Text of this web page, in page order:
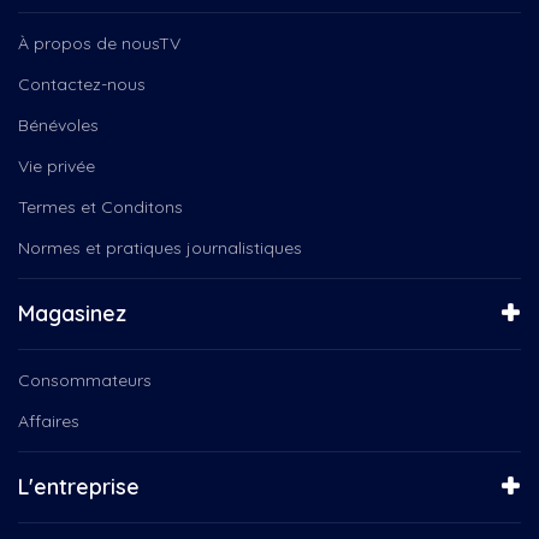
Jeunesse
Julio,trepanier,nous,tv
L'orée des champs
Mario Bélanger, Serge-Yvan...
Microbrasserie le lion bleu
NousTV Mauricie
Popote roulante
Prachute horizon
Programmation des Fêtes, La...
Programmation des Fêtes, Un...
Pyrowave
Québec
Cuisine de la terre
Ça se passe chez nous
DE RETOUR AU TRAVAIL
Des histoires de vie
Diffuseur TRAM présente
Débat Élections Fédérales...
Découvrez ce qu'est NousTV
Défilé de Noël de...
Enfin Noël!
Ensemble vocal Voix Libres
Entrepreneurs d'ici
Escapades d'Ici
Espace Public
Femmes Inspirantes
À propos de nousTV
Contactez-nous
Bénévoles
Vie privée
Termes et Conditons
Normes et pratiques journalistiques
Magasinez
Consommateurs
Affaires
L'entreprise